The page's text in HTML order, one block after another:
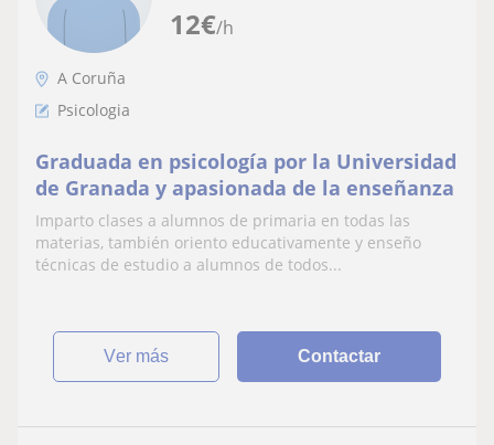
12€/h
A Coruña
Psicologia
Graduada en psicología por la Universidad
de Granada y apasionada de la enseñanza
Imparto clases a alumnos de primaria en todas las
materias, también oriento educativamente y enseño
técnicas de estudio a alumnos de todos...
ver más Contactar